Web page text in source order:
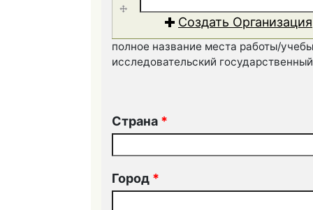
Создать Организация
полное название места работы/
исследовательский
Страна *
Город *